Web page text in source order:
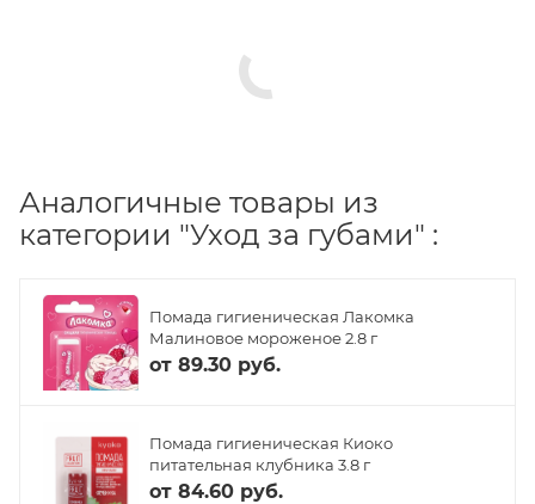
Аналогичные товары из
категории "Уход за губами" :
Помада гигиеническая Лакомка
Малиновое мороженое 2.8 г
от 89.30 руб.
Помада гигиеническая Киоко
питательная клубника 3.8 г
от 84.60 руб.